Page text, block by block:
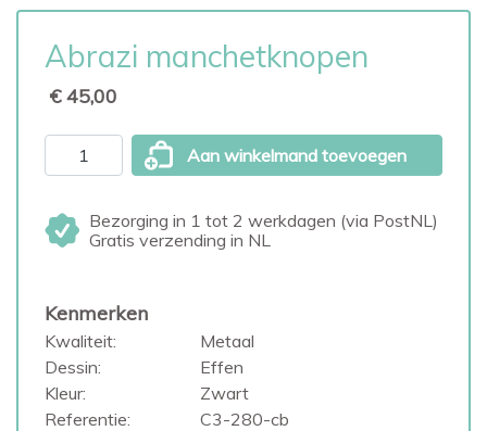
Abrazi manchetknopen
€ 45,00
Aan winkelmand toevoegen
Bezorging in 1 tot 2 werkdagen (via PostNL)
Gratis verzending in NL
Kenmerken
Kwaliteit:
Metaal
Dessin:
Effen
Kleur:
Zwart
Referentie:
C3-280-cb